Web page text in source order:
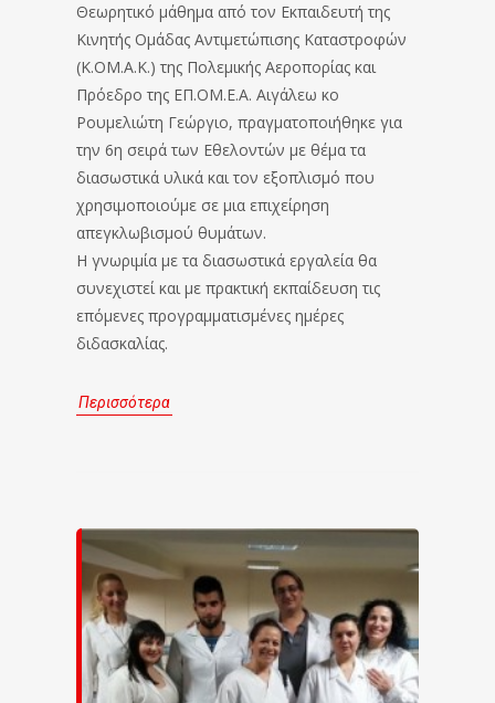
Θεωρητικό μάθημα από τον Εκπαιδευτή της
Κινητής Ομάδας Αντιμετώπισης Καταστροφών
(Κ.ΟΜ.Α.Κ.) της Πολεμικής Αεροπορίας και
Πρόεδρο της ΕΠ.ΟΜ.Ε.Α. Αιγάλεω κο
Ρουμελιώτη Γεώργιο, πραγματοποιήθηκε για
την 6η σειρά των Εθελοντών με θέμα τα
διασωστικά υλικά και τον εξοπλισμό που
χρησιμοποιούμε σε μια επιχείρηση
απεγκλωβισμού θυμάτων.
Η γνωριμία με τα διασωστικά εργαλεία θα
συνεχιστεί και με πρακτική εκπαίδευση τις
επόμενες προγραμματισμένες ημέρες
διδασκαλίας.
Περισσότερα